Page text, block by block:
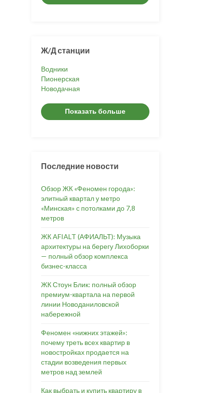
Ж/Д станции
Водники
Пионерская
Новодачная
Показать больше
Последние новости
Обзор ЖК «Феномен города»:
элитный квартал у метро
«Минская» с потолками до 7,8
метров
ЖК AFIALT (АФИАЛЬТ): Музыка
архитектуры на берегу Лихоборки
— полный обзор комплекса
бизнес-класса
ЖК Стоун Блик: полный обзор
премиум-квартала на первой
линии Новоданиловской
набережной
Феномен «нижних этажей»:
почему треть всех квартир в
новостройках продается на
стадии возведения первых
метров над землей
Как выбрать и купить квартиру в